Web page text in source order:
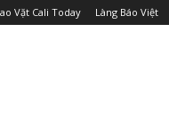
Vặt Cali Today Làng Báo Việt